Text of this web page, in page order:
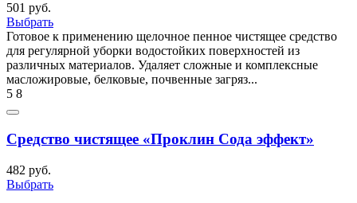
501 руб.
Выбрать
Готовое к применению щелочное пенное чистящее средство
для регулярной уборки водостойких поверхностей из
различных материалов. Удаляет сложные и комплексные
масложировые, белковые, почвенные загряз...
5 8
Средство чистящее «Проклин Сода эффект»
482 руб.
Выбрать